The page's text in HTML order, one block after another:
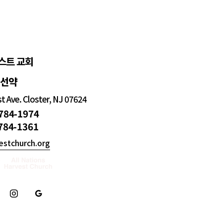
트 교회
약
Ave. Closter, NJ 07624
1974
1361